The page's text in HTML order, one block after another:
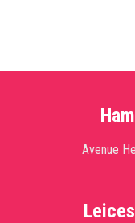
Avenue